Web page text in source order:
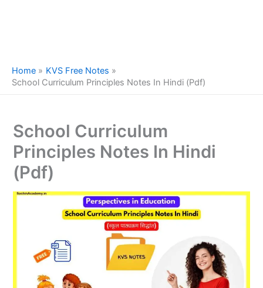
Home
KVS Free Notes
School Curriculum Principles Notes In Hindi (Pdf)
School Curriculum
Principles Notes In Hindi
(Pdf)